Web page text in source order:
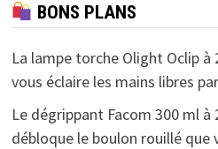
BONS PLANS
La lampe torche Olight Oclip à
vous éclaire les mains libres
Le dégrippant Facom 300 ml à
débloque le boulon rouillé que